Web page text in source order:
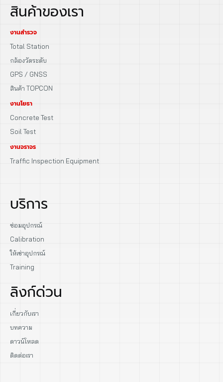
สินค้าของเรา
งานสำรวจ
Total Station
กล้องวัดระดับ
GPS / GNSS
สินค้า TOPCON
งานโยธา
Concrete Test
Soil Test
งานจราจร
Traffic Inspection Equipment
บริการ
ซ่อมอุปกรณ์
Calibration
ให้เช่าอุปกรณ์
Training
ลิงก์ด่วน
เกี่ยวกับเรา
บทความ
ดาวน์โหลด
ติดต่อเรา